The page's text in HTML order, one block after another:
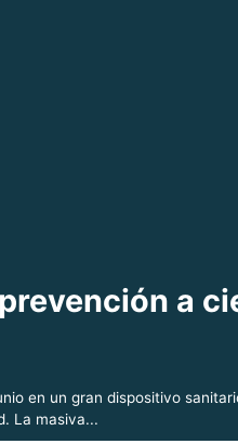
a
en un gran dispositivo
La masiva...